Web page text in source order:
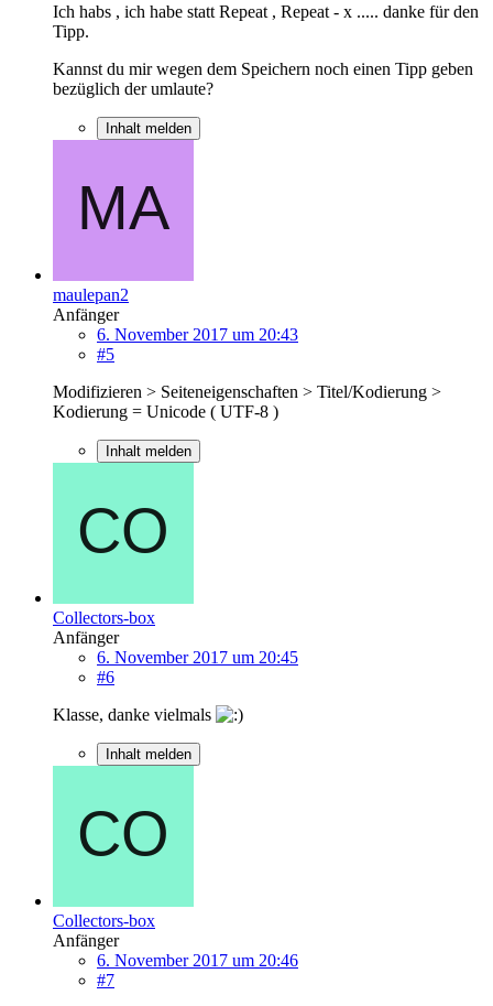
Ich habs , ich habe statt Repeat , Repeat - x ..... danke für den
Tipp.
Kannst du mir wegen dem Speichern noch einen Tipp geben
bezüglich der umlaute?
Inhalt melden
maulepan2
Anfänger
6. November 2017 um 20:43
#5
Modifizieren > Seiteneigenschaften > Titel/Kodierung >
Kodierung = Unicode ( UTF-8 )
Inhalt melden
Collectors-box
Anfänger
6. November 2017 um 20:45
#6
Klasse, danke vielmals
Inhalt melden
Collectors-box
Anfänger
6. November 2017 um 20:46
#7